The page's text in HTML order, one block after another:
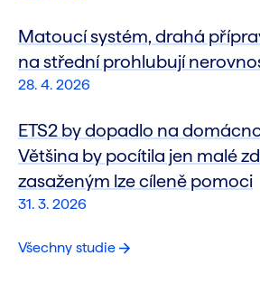
28. 4. 2026
Matoucí systém, drahá
na střední prohlubují
31. 3. 2026
ETS2 by dopadlo na
Většina by pocítila jen malé
zasaženým lze cíleně pomoci
Všechny studie